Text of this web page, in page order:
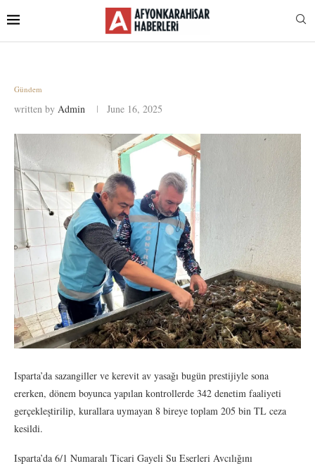
Gündem
written by Admin June 16, 2025
Isparta’da sazangiller ve kerevit av yasağı bugün prestijiyle sona
ererken, dönem boyunca yapılan kontrollerde 342 denetim faaliyeti
gerçekleştirilip, kurallara uymayan 8 bireye toplam 205 bin TL ceza
kesildi.
Isparta’da 6/1 Numaralı Ticari Gayeli Su Eserleri Avcılığını